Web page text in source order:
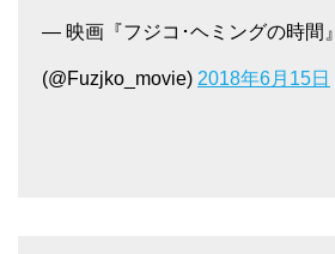
— 映画『フジコ･ヘミングの時間』
(@Fuzjko_movie) 2018年6月15日